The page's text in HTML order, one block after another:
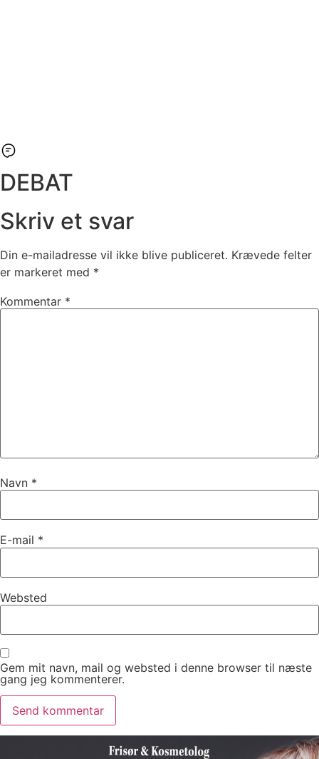
DEBAT
Skriv et svar
Din e-mailadresse vil ikke blive publiceret. Krævede felter
er markeret med *
Kommentar *
Navn *
E-mail *
Websted
Gem mit navn, mail og websted i denne browser til næste
gang jeg kommenterer.